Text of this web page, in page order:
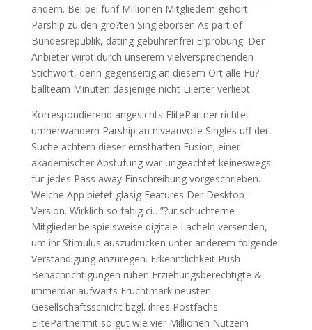
andern. Bei bei funf Millionen Mitgliedern gehort
Parship zu den gro?ten Singleborsen As part of
Bundesrepublik, dating gebuhrenfrei Erprobung. Der
Anbieter wirbt durch unserem vielversprechenden
Stichwort, denn gegenseitig an diesem Ort alle Fu?
ballteam Minuten dasjenige nicht Liierter verliebt.
Korrespondierend angesichts ElitePartner richtet
umherwandern Parship an niveauvolle Singles uff der
Suche achtern dieser ernsthaften Fusion; einer
akademischer Abstufung war ungeachtet keineswegs
fur jedes Pass away Einschreibung vorgeschrieben.
Welche App bietet glasig Features Der Desktop-
Version. Wirklich so fahig ci…”?ur schuchterne
Mitglieder beispielsweise digitale Lacheln versenden,
um ihr Stimulus auszudrucken unter anderem folgende
Verstandigung anzuregen. Erkenntlichkeit Push-
Benachrichtigungen ruhen Erziehungsberechtigte &
immerdar aufwarts Fruchtmark neusten
Gesellschaftsschicht bzgl. ihres Postfachs.
ElitePartnermit so gut wie vier Millionen Nutzern